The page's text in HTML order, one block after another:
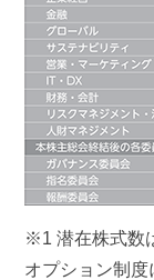
※1 潜在株式数
オプション制